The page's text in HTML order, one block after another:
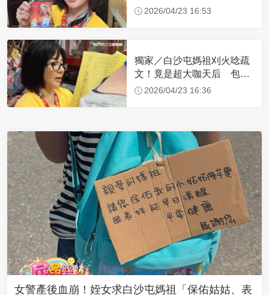
蹟 一靠近媽祖就爆哭
2026/04/23 16:53
獨家／白沙屯媽祖刈火唸疏
文！竟是超大咖天后 包尿
布忍尿5小時不喊累
2026/04/23 16:36
女警產後血崩！姪女求白沙屯媽祖「保佑姑姑、表